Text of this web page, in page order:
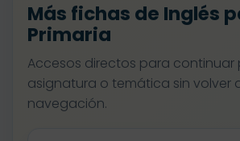
Más fichas de Inglés
Primaria
Accesos directos para continuar
asignatura o temática sin volver
navegación.